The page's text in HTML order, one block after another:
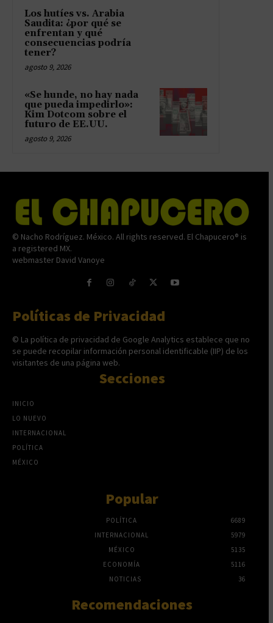
Los hutíes vs. Arabia
Saudita: ¿por qué se
enfrentan y qué
consecuencias podría
tener?
agosto 9, 2026
«Se hunde, no hay nada
que pueda impedirlo»:
Kim Dotcom sobre el
futuro de EE.UU.
agosto 9, 2026
© Nacho Rodríguez. México. All rights reserved. El Chapucero® is
a registered MX.
webmaster David Vanoye
Políticas de Privacidad
© La política de privacidad de Google Analytics establece que no
se puede recopilar información personal identificable (IIP) de los
visitantes de una página web.
Secciones
INICIO
LO NUEVO
INTERNACIONAL
POLÍTICA
MÉXICO
Popular
POLÍTICA
6689
INTERNACIONAL
5979
MÉXICO
5135
ECONOMÍA
5116
NOTICIAS
36
Recomendaciones